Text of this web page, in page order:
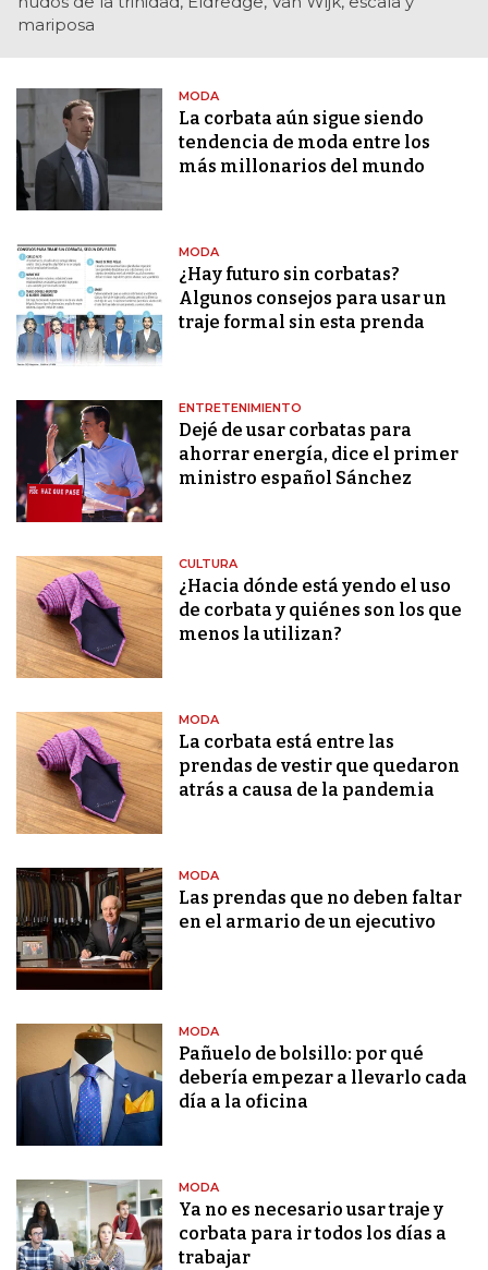
mariposa
MODA
La corbata aún sigue siendo
tendencia de moda entre los
más millonarios del mundo
MODA
¿Hay futuro sin corbatas?
Algunos consejos para usar un
traje formal sin esta prenda
ENTRETENIMIENTO
Dejé de usar corbatas para
ahorrar energía, dice el primer
ministro español Sánchez
CULTURA
¿Hacia dónde está yendo el uso
de corbata y quiénes son los que
menos la utilizan?
MODA
La corbata está entre las
prendas de vestir que quedaron
atrás a causa de la pandemia
MODA
Las prendas que no deben faltar
en el armario de un ejecutivo
MODA
Pañuelo de bolsillo: por qué
debería empezar a llevarlo cada
día a la oficina
MODA
Ya no es necesario usar traje y
corbata para ir todos los días a
trabajar